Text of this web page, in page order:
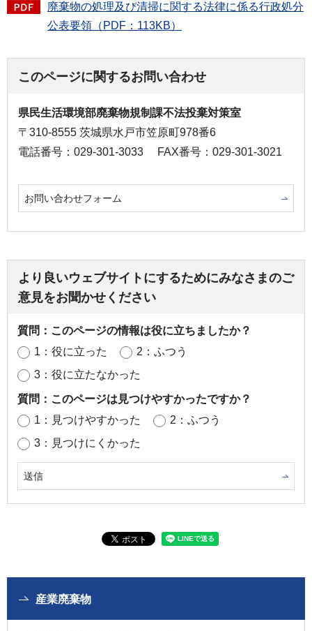
廃棄物の処理及び清掃に関する法律に係る行政処分
公表要領（PDF：113KB）
このページに関するお問い合わせ
県民生活環境部廃棄物規制課不法投棄対策室
〒310-8555 茨城県水戸市笠原町978番6
電話番号：029-301-3033
FAX番号：029-301-3021
お問い合わせフォーム
より良いウェブサイトにするためにみなさまのご
意見をお聞かせください
質問：このページの情報は役に立ちましたか？
1：役に立った
2：ふつう
3：役に立たなかった
質問：このページは見つけやすかったですか？
1：見つけやすかった
2：ふつう
3：見つけにくかった
産業廃棄物